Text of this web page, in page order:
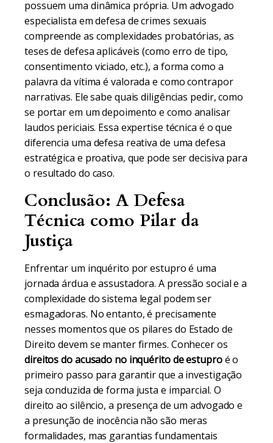
possuem uma dinâmica própria. Um advogado
especialista em defesa de crimes sexuais
compreende as complexidades probatórias, as
teses de defesa aplicáveis (como erro de tipo,
consentimento viciado, etc.), a forma como a
palavra da vítima é valorada e como contrapor
narrativas. Ele sabe quais diligências pedir, como
se portar em um depoimento e como analisar
laudos periciais. Essa expertise técnica é o que
diferencia uma defesa reativa de uma defesa
estratégica e proativa, que pode ser decisiva para
o resultado do caso.
Conclusão: A Defesa
Técnica como Pilar da
Justiça
Enfrentar um inquérito por estupro é uma
jornada árdua e assustadora. A pressão social e a
complexidade do sistema legal podem ser
esmagadoras. No entanto, é precisamente
nesses momentos que os pilares do Estado de
Direito devem se manter firmes. Conhecer os
direitos do acusado no inquérito de estuproé o
primeiro passo para garantir que a investigação
seja conduzida de forma justa e imparcial. O
direito ao silêncio, a presença de um advogado e
a presunção de inocência não são meras
formalidades, mas garantias fundamentais